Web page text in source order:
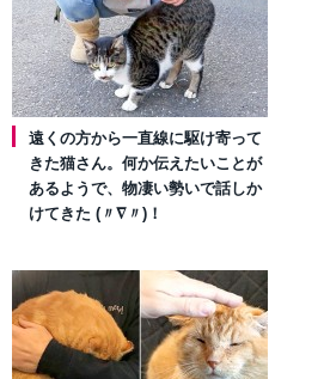
遠くの方から一直線に駆け寄って
きた猫さん。何か伝えたいことが
あるようで、物凄い勢いで話しか
けてきた (〃∇〃)！